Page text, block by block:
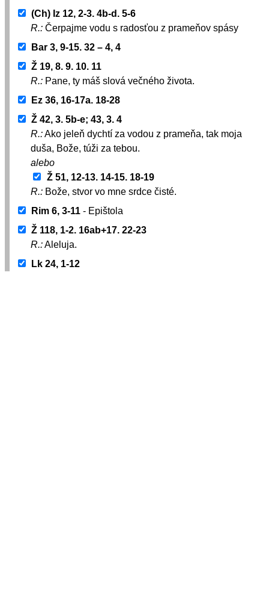
(Ch) Iz 12, 2-3. 4b-d. 5-6
R.: Čerpajme vodu s radosťou z prameňov spásy
Bar 3, 9-15. 32 – 4, 4
Ž 19, 8. 9. 10. 11
R.: Pane, ty máš slová večného života.
Ez 36, 16-17a. 18-28
Ž 42, 3. 5b-e; 43, 3. 4
R.:Ako jeleň dychtí za vodou z prameňa, tak moja
duša, Bože, túži za tebou.
alebo
Ž 51, 12-13. 14-15. 18-19
R.: Bože, stvor vo mne srdce čisté.
Rim 6, 3-11 - Epištola
Ž 118, 1-2. 16ab+17. 22-23
R.:Aleluja.
Lk 24, 1-12